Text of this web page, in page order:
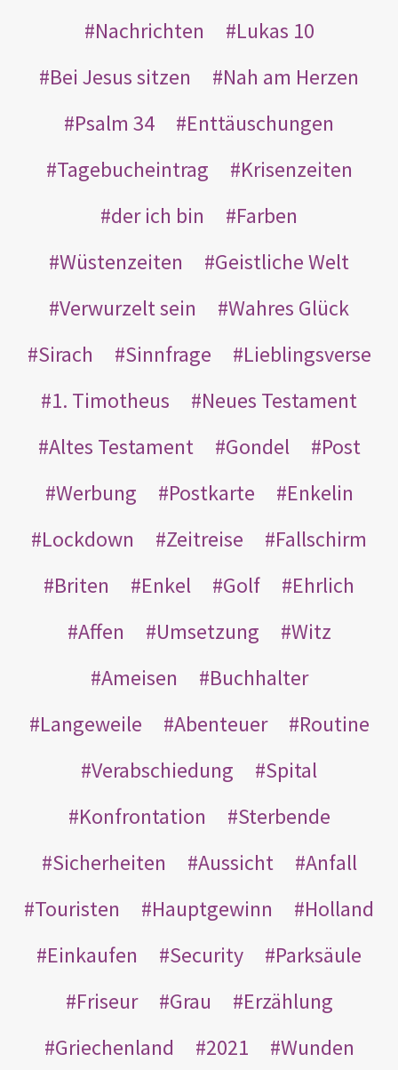
Nachrichten
Lukas 10
Bei Jesus sitzen
Nah am Herzen
Psalm 34
Enttäuschungen
Tagebucheintrag
Krisenzeiten
der ich bin
Farben
Wüstenzeiten
Geistliche Welt
Verwurzelt sein
Wahres Glück
Sirach
Sinnfrage
Lieblingsverse
1. Timotheus
Neues Testament
Altes Testament
Gondel
Post
Werbung
Postkarte
Enkelin
Lockdown
Zeitreise
Fallschirm
Briten
Enkel Golf
Ehrlich
Affen
Umsetzung
Witz
Ameisen
Buchhalter
Langeweile
Abenteuer
Routine
Verabschiedung
Spital
Konfrontation
Sterbende
Sicherheiten
Aussicht
Anfall
Touristen
Hauptgewinn
Holland
Einkaufen
Security
Parksäule
Friseur
Grau
Erzählung
Griechenland
2021 Wunden